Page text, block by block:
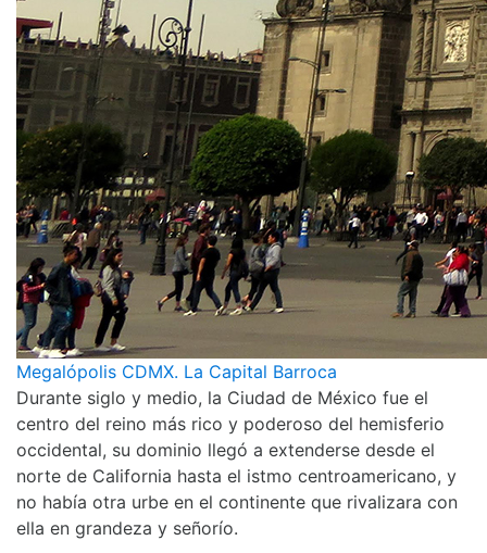
Megalópolis CDMX. La Capital Barroca
Durante siglo y medio, la Ciudad de México fue el
centro del reino más rico y poderoso del hemisferio
occidental, su dominio llegó a extenderse desde el
norte de California hasta el istmo centroamericano, y
no había otra urbe en el continente que rivalizara con
ella en grandeza y señorío.